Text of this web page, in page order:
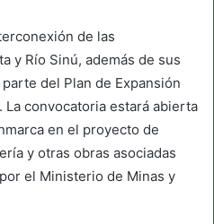
de las
y Río Sinú, además de sus
del Plan de Expansión
convocatoria estará abierta
en el proyecto de
y otras obras asociadas
el Ministerio de Minas y